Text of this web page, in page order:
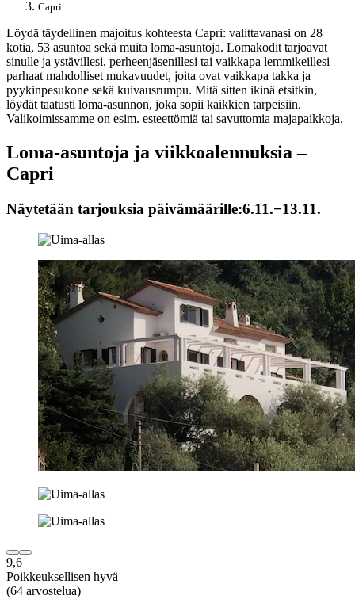
Capri
Löydä täydellinen majoitus kohteesta Capri: valittavanasi on 28
kotia, 53 asuntoa sekä muita loma-asuntoja. Lomakodit tarjoavat
sinulle ja ystävillesi, perheenjäsenillesi tai vaikkapa lemmikeillesi
parhaat mahdolliset mukavuudet, joita ovat vaikkapa takka ja
pyykinpesukone sekä kuivausrumpu. Mitä sitten ikinä etsitkin,
löydät taatusti loma-asunnon, joka sopii kaikkien tarpeisiin.
Valikoimissamme on esim. esteettömiä tai savuttomia majapaikkoja.
Loma-asuntoja ja viikkoalennuksia –
Capri
Näytetään tarjouksia päivämäärille:6.11.−13.11.
9,6
Poikkeuksellisen hyvä
(64 arvostelua)